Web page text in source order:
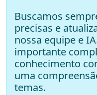
Buscamos
precisas e
nossa equipe e
importante
conhecimento
uma
temas.